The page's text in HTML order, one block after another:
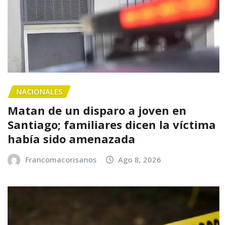
NACIONALES
Matan de un disparo a joven en
Santiago; familiares dicen la víctima
había sido amenazada
Francomacorisanos Ago 8, 2026